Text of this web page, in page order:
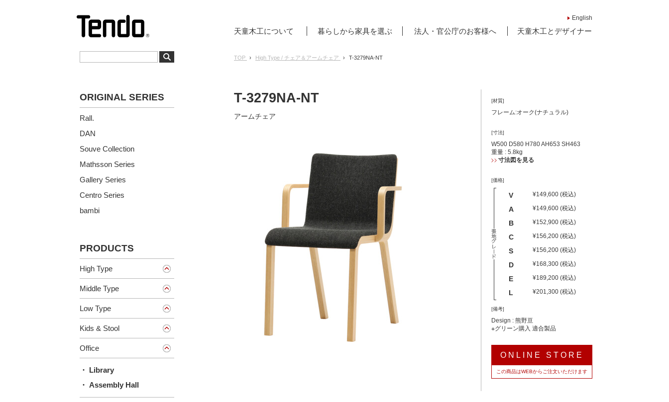
English
天童木工について 暮らしから家具を選ぶ 法人・官公庁のお客様へ 天童木工とデザイナー
TOP High Type / チェア＆アームチェア T-3279NA-NT
T-3279NA-NT
アームチェア
[材質]
フレーム:オーク(ナチュラル)
[寸法]
W500 D580 H780 AH653 SH463
重量 : 5.8kg
寸法図を見る
[価格]
V ¥149,600 (税込)
A ¥149,600 (税込)
B ¥152,900 (税込)
C ¥156,200 (税込)
S ¥156,200 (税込)
D ¥168,300 (税込)
E ¥189,200 (税込)
L ¥201,300 (税込)
[備考]
Design : 熊野亘
※グリーン購入 適合製品
ONLINE STORE
この商品はWEBからご注文いただけます
ORIGINAL SERIES
Rall.
DAN
Souve Collection
Mathsson Series
Gallery Series
Centro Series
bambi
PRODUCTS
High Type
Middle Type
Low Type
Kids & Stool
Office
・ Library
・ Assembly Hall